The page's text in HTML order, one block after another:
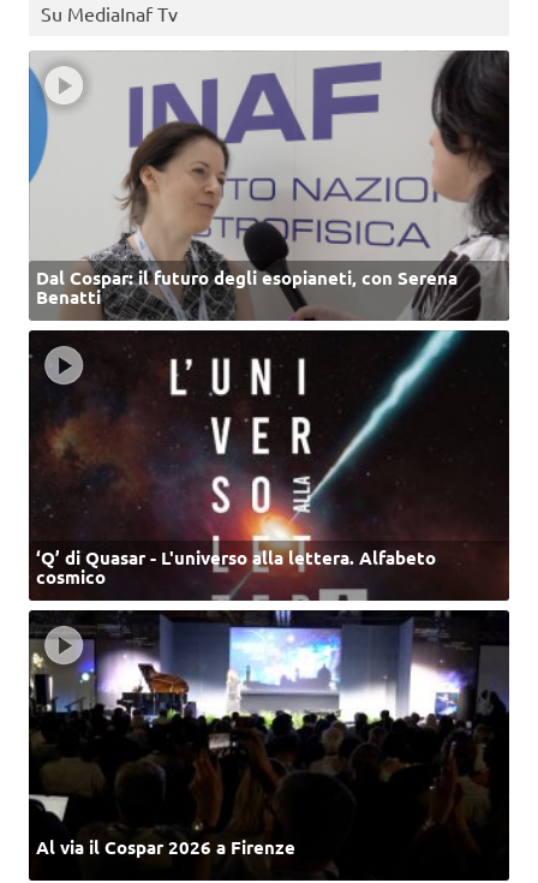
Su MediaInaf Tv
Dal Cospar: il futuro degli esopianeti, con Serena
Benatti
‘Q’ di Quasar - L'universo alla lettera. Alfabeto
cosmico
Al via il Cospar 2026 a Firenze